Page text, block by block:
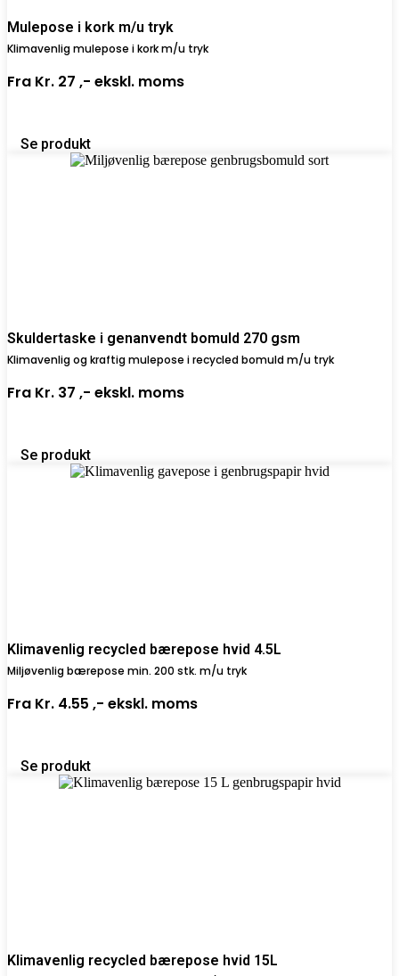
Mulepose i kork m/u tryk
Klimavenlig mulepose i kork m/u tryk
Fra Kr. 27 ,- ekskl. moms
Se produkt
Skuldertaske i genanvendt bomuld 270 gsm
Klimavenlig og kraftig mulepose i recycled bomuld m/u tryk
Fra Kr. 37 ,- ekskl. moms
Se produkt
Klimavenlig recycled bærepose hvid 4.5L
Miljøvenlig bærepose min. 200 stk. m/u tryk
Fra Kr. 4.55 ,- ekskl. moms
Se produkt
Klimavenlig recycled bærepose hvid 15L